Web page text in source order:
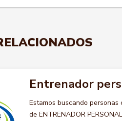
Entrenador
Estamos buscando
de ENTRENADOR